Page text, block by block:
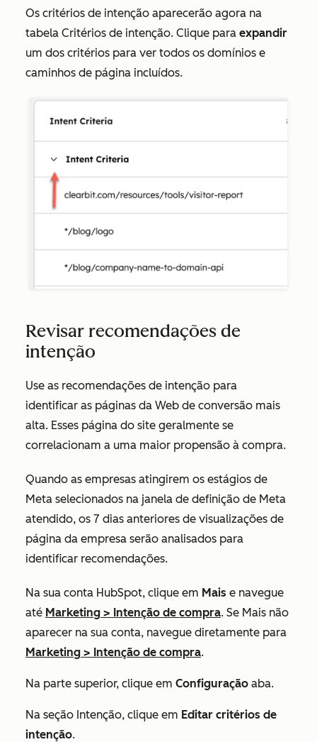
Os critérios de intenção aparecerão agora na
tabela Critérios de intenção. Clique para expandir
um dos critérios para ver todos os domínios e
caminhos de página incluídos.
Revisar recomendações de
intenção
Use as recomendações de intenção para
identificar as páginas da Web de conversão mais
alta. Esses página do site geralmente se
correlacionam a uma maior propensão à compra.
Quando as empresas atingirem os estágios de
Meta selecionados na janela de definição de Meta
atendido, os 7 dias anteriores de visualizações de
página da empresa serão analisados para
identificar recomendações.
Na sua conta HubSpot, clique em Mais e navegue
até Marketing > Intenção de compra. Se Mais não
aparecer na sua conta, navegue diretamente para
Marketing > Intenção de compra.
Na parte superior, clique em Configuração aba.
Na seção Intenção, clique em Editar critérios de
intenção.